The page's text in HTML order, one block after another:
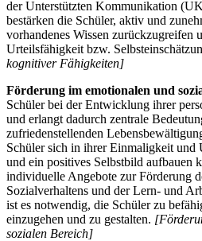
der Unterstützten Kommunikation
bestärken die Schüler, aktiv und
vorhandenes Wissen zurückzugreifen
Urteilsfähigkeit bzw.
kognitiver Fähigkeiten]
Förderung im emotionalen und
Schüler bei der Entwicklung ihrer
und erlangt dadurch zentrale
zufriedenstellenden
Schüler sich in ihrer Einmaligkeit und
und ein positives Selbstbild aufbauen
individuelle Angebote zur Förderung
Sozialverhaltens und der Lern- und
ist es notwendig, die Schüler zu
einzugehen und zu gestalten.
sozialen Bereich]